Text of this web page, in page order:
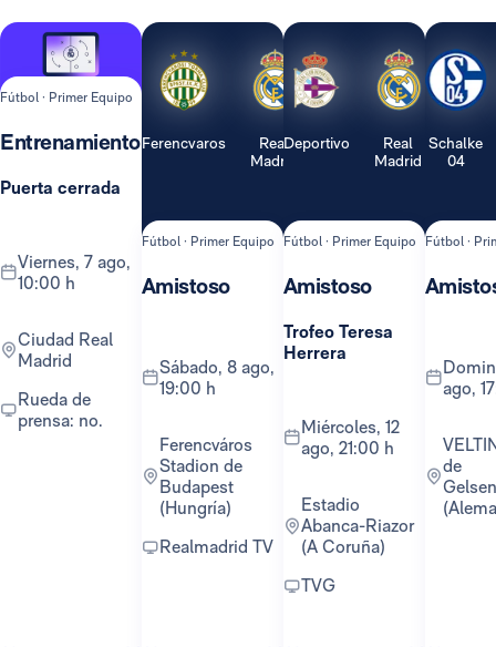
Fútbol · Primer Equipo
Entrenamiento
Puerta cerrada
viernes, 7 ago,
10:00 h
Ciudad Real
Madrid
Rueda de
prensa: no.
Ferencvaros
Real
Madrid
Fútbol · Primer Equipo
Amistoso
sábado, 8 ago,
19:00 h
Ferencváros
Stadion de
Budapest
(Hungría)
Realmadrid TV
Deportivo
Real
Madrid
Fútbol · Primer Equipo
Amistoso
Trofeo Teresa
Herrera
miércoles, 12
ago, 21:00 h
Estadio
Abanca-Riazor
(A Coruña)
TVG
Schalke
04
Fútbol ·
domingo, 16
ago,
VELTINS-Arena
de